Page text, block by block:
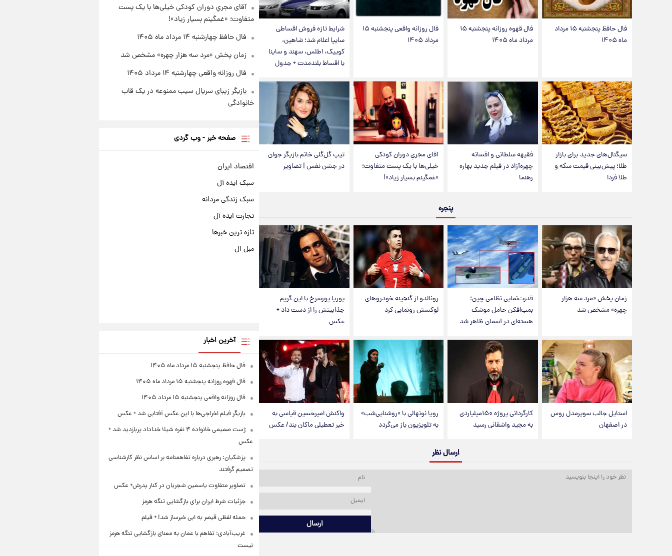
فال حافظ پنجشنبه ۱۵ مرداد
ماه ۱۴۰۵
فال قهوه روزانه پنجشنبه ۱۵
مرداد ماه ۱۴۰۵
فال روزانه واقعی پنجشنبه ۱۵
مرداد ۱۴۰۵
شرایط تازه فروش اقساطی
سایپا اعلام شد؛ شاهین،
کوییک، اطلس، سهند و ساینا
با اقساط بلندمدت + جدول
سیگنال‌های جدید برای بازار
طلا؛ پیش‌بینی قیمت سکه و
طلا فردا
فقیهه سلطانی و افسانه
چهره‌آزاد در فیلم جدید بهاره
رهنما
آقای مجریِ دوران کودکی
خیلی‌ها با یک پست متفاوت؛
«غمگینم بسیار زیاد»!
تیپ گل‌گلی خانم بازیگر جوان
در جشن نفس | تصاویر
پنجره
زمان پخش «مرد سه هزار
چهره» مشخص شد
قدرت‌نمایی نظامی چین؛
بمب‌افکن حامل موشک
هسته‌ای در آسمان ظاهر شد
رونالدو از گنجینه خودروهای
لوکسش رونمایی کرد
پوریا پورسرخ با این گریم
جذابیتش را از دست داد +
عکس
استایل جالب سوپرمدل روس
در اصفهان
کارگردانی پروژه ۱۵۰میلیاردی
به مجید واشقانی رسید
رویا نونهالی با «روشنایی‌شب»
به تلویزیون باز می‌گردد
واکنش امیرحسین قیاسی به
خبر تعطیلی ماکان بند/ عکس
ارسال نظر
ارسال
آقای مجریِ دوران کودکی خیلی‌ها با یک پست
متفاوت؛ «غمگینم بسیار زیاد»!
فال حافظ چهارشنبه ۱۴ مرداد ماه ۱۴۰۵
زمان پخش «مرد سه هزار چهره» مشخص شد
فال روزانه واقعی چهارشنبه ۱۴ مرداد ۱۴۰۵
بازیگر زیبای سریال سیب ممنوعه در یک قاب
خانوادگی
صفحه خبر - وب گردی
اقتصاد ایران
سبک ایده آل
سبک زندگی مردانه
تجارت ایده آل
تازه ترین خبرها
مبل ال
آخرین اخبار
فال حافظ پنجشنبه ۱۵ مرداد ماه ۱۴۰۵
فال قهوه روزانه پنجشنبه ۱۵ مرداد ماه ۱۴۰۵
فال روزانه واقعی پنجشنبه ۱۵ مرداد ۱۴۰۵
بازیگر فیلم اخراجی‌ها با این عکس آفتابی شد + عکس
ژست صمیمی خانواده ۴ نفره شیلا خداداد پربازدید شد +
عکس
پزشکیان: رهبری درباره تفاهمنامه بر اساس نظر کارشناسی
تصمیم گرفتند
تصاویر متفاوت یاسمین شجریان در کنار پدرش+ عکس
جزئیات شرط ایران برای بازگشایی تنگه هرمز
حمله لفظی قیصر به ابی خبرساز شد! + فیلم
غریب‌آبادی: تفاهم با عمان به معنای بازگشایی تنگه هرمز
نیست